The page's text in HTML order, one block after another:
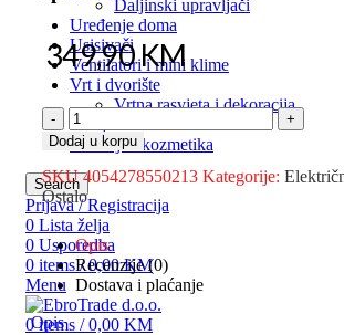
Daljinski upravljači
Uređenje doma
Usisivači
Ventilatori i mini klime
Vrt i dvorište
Vrtna rasvjeta i dekoracija
Za djecu
Zdravlje i kozmetika
Search
Prijava / Registracija
0 Lista želja
0 Usporedba
0 items / 0,00KM
Menu
0items / 0,00 KM
349,90KM
Dodaj u korpu
SKU4054278550213 Kategorije:
Ostalo
Opis
Recenzije (0)
Dostava i plaćanje
Opis